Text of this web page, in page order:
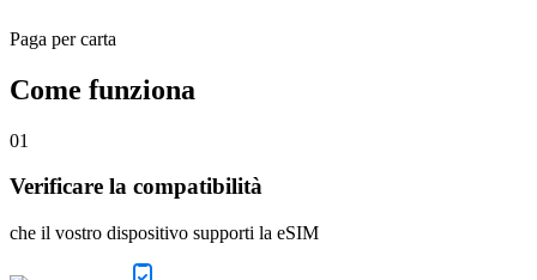
Paga per carta
Come funziona
01
Verificare la compatibilità
che il vostro dispositivo supporti la eSIM